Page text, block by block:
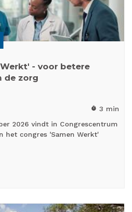
- voor betere
de zorg
timer 3 min
2026 vindt in Congrescentrum
het congres 'Samen Werkt'